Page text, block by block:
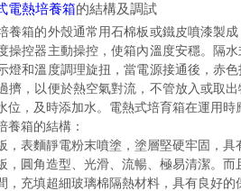
電熱培養箱的結構及調試
箱的外殼通常用石棉板或鐵皮噴漆製成
操控器主動操控，使箱內溫度安穩。隔
燈和溫度調理旋扭，當電源接通後，赤
擠，以便於熱空氣對流，不管放入或取
位，及時添加水。電熱式培育箱在運用
箱的結構：
表麵靜電粉末噴塗，塗層堅硬牢固，具
圓角造型、光滑、流暢、極易清潔。而
充填超細玻璃棉隔熱材料，具有良好的